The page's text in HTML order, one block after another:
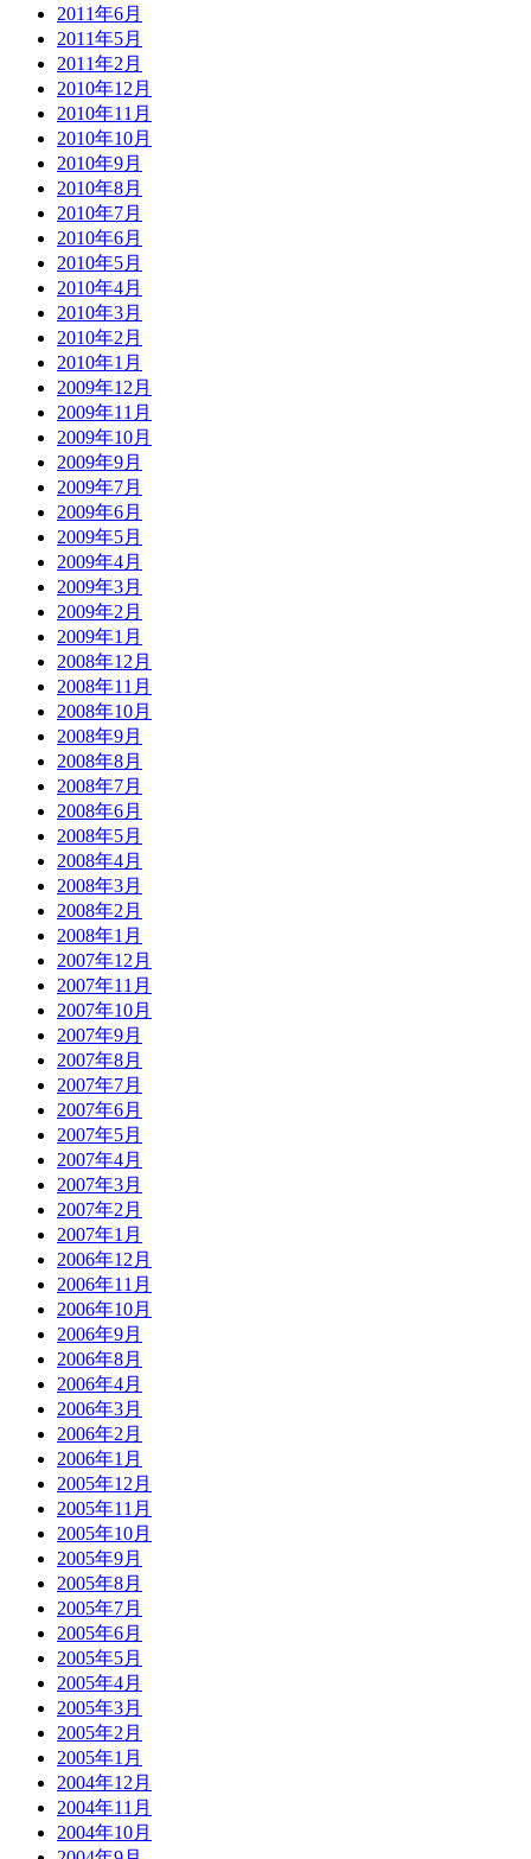
2011年6月
2011年5月
2011年2月
2010年12月
2010年11月
2010年10月
2010年9月
2010年8月
2010年7月
2010年6月
2010年5月
2010年4月
2010年3月
2010年2月
2010年1月
2009年12月
2009年11月
2009年10月
2009年9月
2009年7月
2009年6月
2009年5月
2009年4月
2009年3月
2009年2月
2009年1月
2008年12月
2008年11月
2008年10月
2008年9月
2008年8月
2008年7月
2008年6月
2008年5月
2008年4月
2008年3月
2008年2月
2008年1月
2007年12月
2007年11月
2007年10月
2007年9月
2007年8月
2007年7月
2007年6月
2007年5月
2007年4月
2007年3月
2007年2月
2007年1月
2006年12月
2006年11月
2006年10月
2006年9月
2006年8月
2006年4月
2006年3月
2006年2月
2006年1月
2005年12月
2005年11月
2005年10月
2005年9月
2005年8月
2005年7月
2005年6月
2005年5月
2005年4月
2005年3月
2005年2月
2005年1月
2004年12月
2004年11月
2004年10月